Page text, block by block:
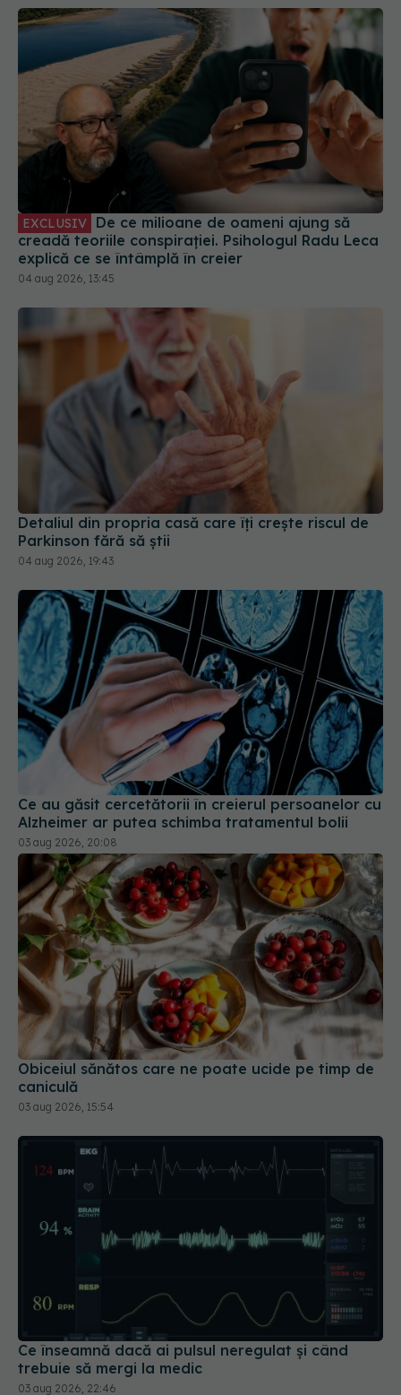
EXCLUSIV De ce milioane de oameni ajung să
creadă teoriile conspirației. Psihologul Radu Leca
explică ce se întâmplă în creier
04 aug 2026, 13:45
Detaliul din propria casă care îți crește riscul de
Parkinson fără să știi
04 aug 2026, 19:43
Ce au găsit cercetătorii în creierul persoanelor cu
Alzheimer ar putea schimba tratamentul bolii
03 aug 2026, 20:08
Obiceiul sănătos care ne poate ucide pe timp de
caniculă
03 aug 2026, 15:54
Ce înseamnă dacă ai pulsul neregulat și când
trebuie să mergi la medic
03 aug 2026, 22:46